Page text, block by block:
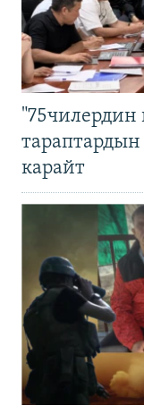
карайт